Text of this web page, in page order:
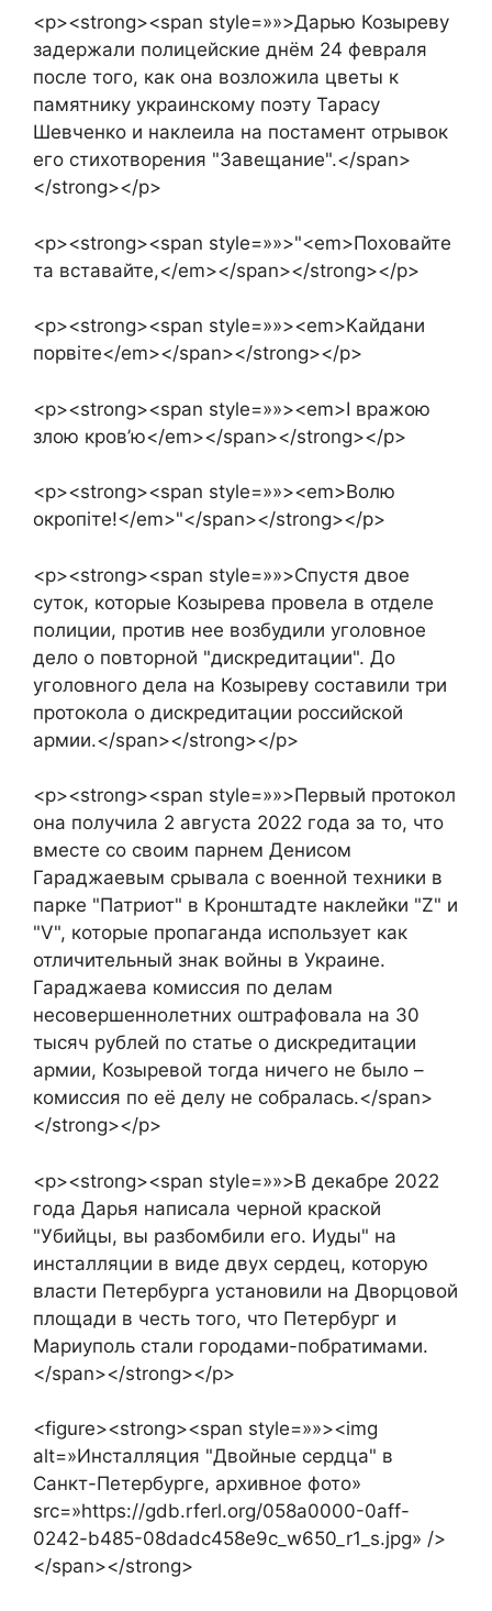
<p><strong><span style=»»>Дарью Козыреву
задержали полицейские днём 24 февраля
после того, как она возложила цветы к
памятнику украинскому поэту Тарасу
Шевченко и наклеила на постамент отрывок
его стихотворения "Завещание".</span>
</strong></p>
<p><strong><span style=»»>"<em>Поховайте
та вставайте,</em></span></strong></p>
<p><strong><span style=»»><em>Кайдани
порвіте</em></span></strong></p>
<p><strong><span style=»»><em>І вражою
злою кров’ю</em></span></strong></p>
<p><strong><span style=»»><em>Волю
окропіте!</em>"</span></strong></p>
<p><strong><span style=»»>Спустя двое
суток, которые Козырева провела в отделе
полиции, против нее возбудили уголовное
дело о повторной "дискредитации". До
уголовного дела на Козыреву составили три
протокола о дискредитации российской
армии.</span></strong></p>
<p><strong><span style=»»>Первый протокол
она получила 2 августа 2022 года за то, что
вместе со своим парнем Денисом
Гараджаевым срывала с военной техники в
парке "Патриот" в Кронштадте наклейки "Z" и
"V", которые пропаганда использует как
отличительный знак войны в Украине.
Гараджаева комиссия по делам
несовершеннолетних оштрафовала на 30
тысяч рублей по статье о дискредитации
армии, Козыревой тогда ничего не было –
комиссия по её делу не собралась.</span>
</strong></p>
<p><strong><span style=»»>В декабре 2022
года Дарья написала черной краской
"Убийцы, вы разбомбили его. Иуды" на
инсталляции в виде двух сердец, которую
власти Петербурга установили на Дворцовой
площади в честь того, что Петербург и
Мариуполь стали городами-побратимами.
</span></strong></p>
<figure><strong><span style=»»><img
alt=»Инсталляция "Двойные сердца" в
Санкт-Петербурге, архивное фото»
src=»https://gdb.rferl.org/058a0000-0aff-
0242-b485-08dadc458e9c_w650_r1_s.jpg» />
</span></strong>